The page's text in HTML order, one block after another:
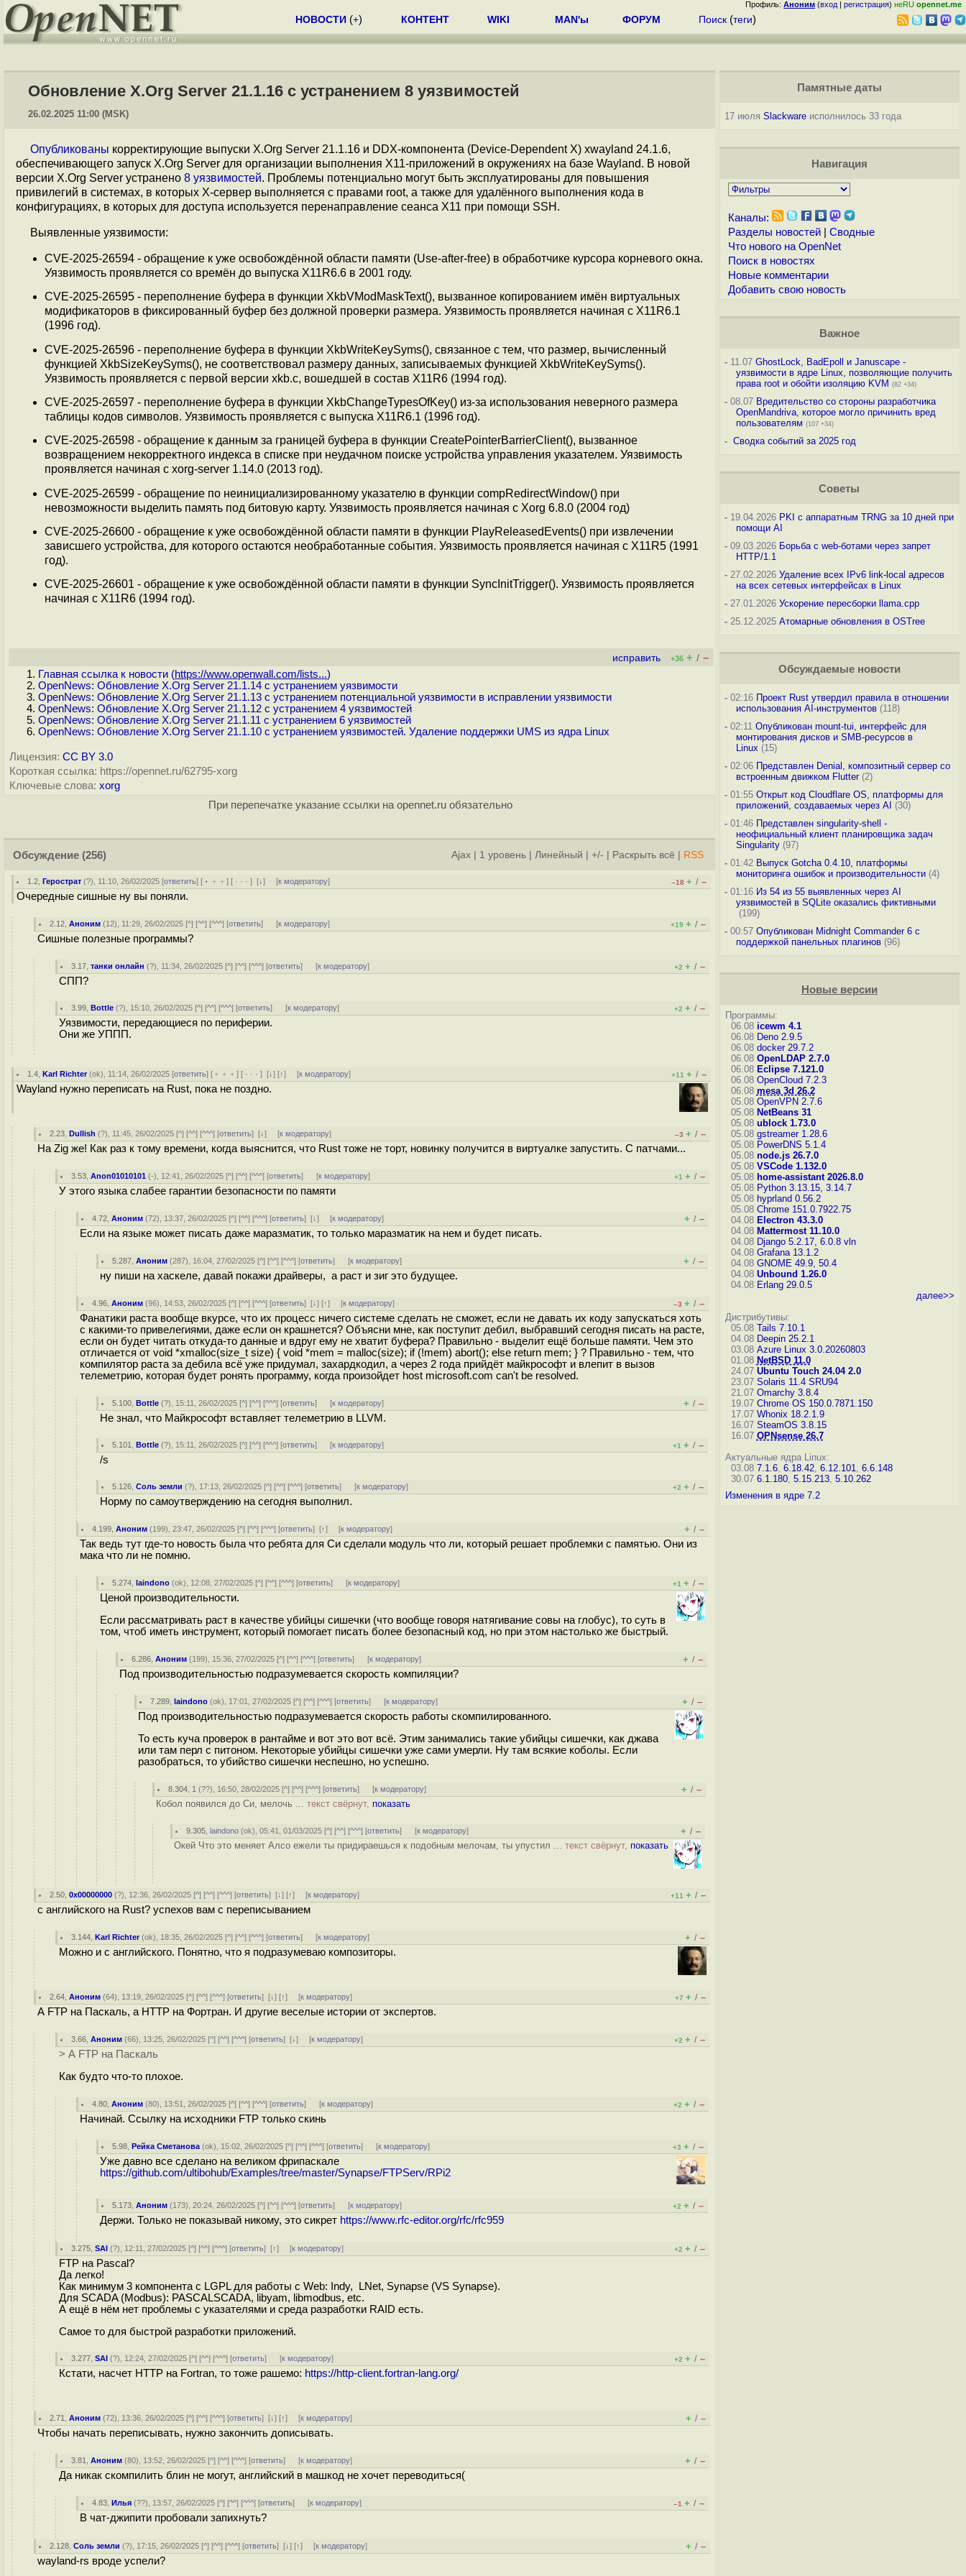
Профиль: Аноним (вход | регистрация) неRU opennet.me
НОВОСТИ (+) КОНТЕНТ WIKI MAN'ы ФОРУМ Поиск (теги)
Обновление X.Org Server 21.1.16 с устранением 8 уязвимостей
26.02.2025 11:00 (MSK)
Опубликованы корректирующие выпуски X.Org Server 21.1.16 и DDX-компонента (Device-Dependent X) xwayland 24.1.6,
обеспечивающего запуск X.Org Server для организации выполнения X11-приложений в окружениях на базе Wayland. В новой
версии X.Org Server устранено 8 уязвимостей. Проблемы потенциально могут быть эксплуатированы для повышения
привилегий в системах, в которых X-сервер выполняется с правами root, а также для удалённого выполнения кода в
конфигурациях, в которых для доступа используется перенаправление сеанса X11 при помощи SSH.
Выявленные уязвимости:
CVE-2025-26594 - обращение к уже освобождённой области памяти (Use-after-free) в обработчике курсора корневого окна.
Уязвимость проявляется со времён до выпуска X11R6.6 в 2001 году.
CVE-2025-26595 - переполнение буфера в функции XkbVModMaskText(), вызванное копированием имён виртуальных
модификаторов в фиксированный буфер без должной проверки размера. Уязвимость проявляется начиная с X11R6.1
(1996 год).
CVE-2025-26596 - переполнение буфера в функции XkbWriteKeySyms(), связанное с тем, что размер, вычисленный
функцией XkbSizeKeySyms(), не соответствовал размеру данных, записываемых функцией XkbWriteKeySyms().
Уязвимость проявляется с первой версии xkb.c, вошедшей в состав X11R6 (1994 год).
CVE-2025-26597 - переполнение буфера в функции XkbChangeTypesOfKey() из-за использования неверного размера
таблицы кодов символов. Уязвимость проявляется с выпуска X11R6.1 (1996 год).
CVE-2025-26598 - обращение к данным за границей буфера в функции CreatePointerBarrierClient(), вызванное
возвращением некорректного индекса в списке при неудачном поиске устройства управления указателем. Уязвимость
проявляется начиная с xorg-server 1.14.0 (2013 год).
CVE-2025-26599 - обращение по неинициализированному указателю в функции compRedirectWindow() при
невозможности выделить память под битовую карту. Уязвимость проявляется начиная с Xorg 6.8.0 (2004 год)
CVE-2025-26600 - обращение к уже освобождённой области памяти в функции PlayReleasedEvents() при извлечении
зависшего устройства, для которого остаются необработанные события. Уязвимость проявляется начиная с X11R5 (1991
год).
CVE-2025-26601 - обращение к уже освобождённой области памяти в функции SyncInitTrigger(). Уязвимость проявляется
начиная с X11R6 (1994 год).
исправить +36 + / –
Главная ссылка к новости (https://www.openwall.com/lists...)
OpenNews: Обновление X.Org Server 21.1.14 с устранением уязвимости
OpenNews: Обновление X.Org Server 21.1.13 с устранением потенциальной уязвимости в исправлении уязвимости
OpenNews: Обновление X.Org Server 21.1.12 с устранением 4 уязвимостей
OpenNews: Обновление X.Org Server 21.1.11 с устранением 6 уязвимостей
OpenNews: Обновление X.Org Server 21.1.10 с устранением уязвимостей. Удаление поддержки UMS из ядра Linux
Лицензия: CC BY 3.0
Короткая ссылка: https://opennet.ru/62795-xorg
Ключевые слова: xorg
При перепечатке указание ссылки на opennet.ru обязательно
Обсуждение (256) Ajax 1 уровень Линейный +/- Раскрыть всё RSS
1.2 ,Герострат (?), 11:10, 26/02/2025 [ответить] [ ﹢﹢﹢] [ · · ·][↓] [к модератору] –18 + / –
Очередные сишные ну вы поняли.
2.12 ,Аноним (12), 11:29, 26/02/2025 [^] [^^] [^^^] [ответить] [к модератору] +19 + / –
Сишные полезные программы?
3.17 ,танки онлайн (?), 11:34, 26/02/2025 [^] [^^] [^^^] [ответить] [к модератору] +2 + / –
СПП?
3.99 ,Bottle (?), 15:10, 26/02/2025 [^] [^^] [^^^] [ответить] [к модератору] +2 + / –
Уязвимости, передающиеся по периферии.
Они же УППП.
1.4 ,Karl Richter(ok), 11:14, 26/02/2025 [ответить] [ ﹢﹢﹢] [ · · ·][↓] [↑] [к модератору] +11 + / –
Wayland нужно переписать на Rust, пока не поздно.
2.23 ,Dullish (?), 11:45, 26/02/2025 [^] [^^] [^^^] [ответить][↓] [к модератору] –3 + / –
На Zig же! Как раз к тому времени, когда выяснится, что Rust тоже не торт, новинку получится в виртуалке запустить. С патчами...
3.53 ,Anon01010101 (-), 12:41, 26/02/2025 [^] [^^] [^^^] [ответить] [к модератору] +1 + / –
У этого языка слабее гарантии безопасности по памяти
4.72 ,Аноним (72), 13:37, 26/02/2025 [^] [^^] [^^^] [ответить][↓] [к модератору] + / –
Если на языке может писать даже маразматик, то только маразматик на нем и будет писать.
5.287 ,Аноним (287), 16:04, 27/02/2025 [^] [^^] [^^^] [ответить] [к модератору] + / –
ну пиши на хаскеле, давай покажи драйверы, а раст и зиг это будущее.
4.96 ,Аноним (96), 14:53, 26/02/2025 [^] [^^] [^^^] [ответить][↓] [↑] [к модератору] –3 + / –
Фанатики раста вообще вкурсе, что их процесс ничего системе сделать не сможет, если не давать их коду запускаться хоть
с какими-то привелегиями, даже если он крашнется? Объясни мне, как поступит дебил, выбравший сегодня писать на расте,
если он будет читать откуда-то данные и вдруг ему не хватит буфера? Правильно - выделит ещё больше памяти. Чем это
отличается от void *xmalloc(size_t size) { void *mem = malloc(size); if (!mem) abort(); else return mem; } ? Правильно - тем, что
компилятор раста за дебила всё уже придумал, захардкодил, а через 2 года прийдёт майкрософт и влепит в вызов
телеметрию, которая будет ронять программу, когда произойдет host microsoft.com can't be resolved.
5.100 ,Bottle (?), 15:11, 26/02/2025 [^] [^^] [^^^] [ответить] [к модератору] + / –
Не знал, что Майкрософт вставляет телеметрию в LLVM.
5.101 ,Bottle (?), 15:11, 26/02/2025 [^] [^^] [^^^] [ответить] [к модератору] +1 + / –
/s
5.126 ,Соль земли (?), 17:13, 26/02/2025 [^] [^^] [^^^] [ответить] [к модератору] +2 + / –
Норму по самоутверждению на сегодня выполнил.
4.199 ,Аноним (199), 23:47, 26/02/2025 [^] [^^] [^^^] [ответить][↑] [к модератору] + / –
Так ведь тут где-то новость была что ребята для Си сделали модуль что ли, который решает проблемки с памятью. Они из
мака что ли не помню.
5.274 ,laindono (ok), 12:08, 27/02/2025 [^] [^^] [^^^] [ответить] [к модератору] +1 + / –
Ценой производительности.
Если рассматривать раст в качестве убийцы сишечки (что вообще говоря натягивание совы на глобус), то суть в
том, чтоб иметь инструмент, который помогает писать более безопасный код, но при этом настолько же быстрый.
6.286 ,Аноним (199), 15:36, 27/02/2025 [^] [^^] [^^^] [ответить] [к модератору] + / –
Под производительностью подразумевается скорость компиляции?
7.289 ,laindono (ok), 17:01, 27/02/2025 [^] [^^] [^^^] [ответить] [к модератору] + / –
Под производительностью подразумевается скорость работы скомпилированного.
То есть куча проверок в рантайме и вот это вот всё. Этим занимались такие убийцы сишечки, как джава
или там перл с питоном. Некоторые убийцы сишечки уже сами умерли. Ну там всякие коболы. Если
разобраться, то убийство сишечки неспешно, но успешно.
8.304 1 (??), 16:50, 28/02/2025 [^] [^^] [^^^] [ответить] [к модератору] + / –
Кобол появился до Си, мелочь ... текст свёрнут, показать
9.305 ,laindono (ok), 05:41, 01/03/2025 [^] [^^] [^^^] [ответить] [к модератору] + / –
Окей Что это меняет Алсо ежели ты придираешься к подобным мелочам, ты упустил ... текст свёрнут, показать
2.50 ,0x00000000 (?), 12:36, 26/02/2025 [^] [^^] [^^^] [ответить][↓] [↑] [к модератору] +11 + / –
с английского на Rust? успехов вам с переписыванием
3.144 ,Karl Richter(ok), 18:35, 26/02/2025 [^] [^^] [^^^] [ответить] [к модератору] + / –
Можно и с английского. Понятно, что я подразумеваю композиторы.
2.64 ,Аноним (64), 13:19, 26/02/2025 [^] [^^] [^^^] [ответить][↓] [↑] [к модератору] +7 + / –
А FTP на Паскаль, а HTTP на Фортран. И другие веселые истории от экспертов.
3.66 ,Аноним (66), 13:25, 26/02/2025 [^] [^^] [^^^] [ответить][↓] [к модератору] +2 + / –
> А FTP на Паскаль
Как будто что-то плохое.
4.80 ,Аноним (80), 13:51, 26/02/2025 [^] [^^] [^^^] [ответить] [к модератору] +2 + / –
Начинай. Ссылку на исходники FTP только скинь
5.98 ,Рейка Сметанова (ok), 15:02, 26/02/2025 [^] [^^] [^^^] [ответить] [к модератору] +3 + / –
Уже давно все сделано на великом фрипаскале
https://github.com/ultibohub/Examples/tree/master/Synapse/FTPServ/RPi2
5.173 ,Аноним (173), 20:24, 26/02/2025 [^] [^^] [^^^] [ответить] [к модератору] +2 + / –
Держи. Только не показывай никому, это сикрет https://www.rfc-editor.org/rfc/rfc959
3.275 ,SAI (?), 12:11, 27/02/2025 [^] [^^] [^^^] [ответить][↑] [к модератору] +2 + / –
FTP на Pascal?
Да легко!
Как минимум 3 компонента с LGPL для работы с Web: Indy, LNet, Synapse (VS Synapse).
Для SCADA (Modbus): PASCALSCADA, libyam, libmodbus, etc.
А ещё в нём нет проблемы с указателями и среда разработки RAID есть.
Самое то для быстрой разработки приложений.
3.277 ,SAI (?), 12:24, 27/02/2025 [^] [^^] [^^^] [ответить] [к модератору] +2 + / –
Кстати, насчет HTTP на Fortran, то тоже рашемо: https://http-client.fortran-lang.org/
2.71 ,Аноним (72), 13:36, 26/02/2025 [^] [^^] [^^^] [ответить][↓] [↑] [к модератору] + / –
Чтобы начать переписывать, нужно закончить дописывать.
3.81 ,Аноним (80), 13:52, 26/02/2025 [^] [^^] [^^^] [ответить] [к модератору] + / –
Да никак скомпилить блин не могут, английский в машкод не хочет переводиться(
4.83 ,Илья (??), 13:57, 26/02/2025 [^] [^^] [^^^] [ответить] [к модератору] –1 + / –
В чат-джипити пробовали запихнуть?
2.128 ,Соль земли (?), 17:15, 26/02/2025 [^] [^^] [^^^] [ответить][↓] [↑] [к модератору] + / –
wayland-rs вроде успели?
Памятные даты
17 июля Slackwareисполнилось 33 года
Навигация
Каналы:
Разделы новостей| Сводные
Что нового на OpenNet
Поиск в новостях
Новые комментарии
Добавить свою новость
Важное
-11.07 GhostLock, BadEpoll и Januscape -
уязвимости в ядре Linux, позволяющие получить
права root и обойти изоляцию KVM (82 +34)
-08.07 Вредительство со стороны разработчика
OpenMandriva, которое могло причинить вред
пользователям (107 +34)
- Сводка событий за 2025 год
Советы
-19.04.2026 PKI с аппаратным TRNG за 10 дней при
помощи AI
-09.03.2026 Борьба с web-ботами через запрет
HTTP/1.1
-27.02.2026 Удаление всех IPv6 link-local адресов
на всех сетевых интерфейсах в Linux
-27.01.2026 Ускорение пересборки llama.cpp
-25.12.2025 Атомарные обновления в OSTree
Обсуждаемые новости
-02:16 Проект Rust утвердил правила в отношении
использования AI-инструментов(118)
-02:11 Опубликован mount-tui, интерфейс для
монтирования дисков и SMB-ресурсов в
Linux (15)
-02:06 Представлен Denial, композитный сервер со
встроенным движком Flutter(2)
-01:55 Открыт код Cloudflare OS, платформы для
приложений, создаваемых через AI (30)
-01:46 Представлен singularity-shell -
неофициальный клиент планировщика задач
Singularity(97)
-01:42 Выпуск Gotcha 0.4.10, платформы
мониторинга ошибок и производительности(4)
-01:16 Из 54 из 55 выявленных через AI
уязвимостей в SQLite оказались фиктивными
(199)
-00:57 Опубликован Midnight Commander 6 c
поддержкой панельных плагинов(96)
Новые версии
Программы:
06.08 icewm 4.1
06.08 Deno 2.9.5
06.08 docker 29.7.2
06.08 OpenLDAP 2.7.0
06.08 Eclipse 7.121.0
06.08 OpenCloud 7.2.3
06.08 mesa 3d 26.2
05.08 OpenVPN 2.7.6
05.08 NetBeans 31
05.08 ublock 1.73.0
05.08 gstreamer 1.28.6
05.08 PowerDNS 5.1.4
05.08 node.js 26.7.0
05.08 VSCode 1.132.0
05.08 home-assistant 2026.8.0
05.08 Python 3.13.15, 3.14.7
05.08 hyprland 0.56.2
05.08 Chrome 151.0.7922.75
04.08 Electron 43.3.0
04.08 Mattermost 11.10.0
04.08 Django 5.2.17, 6.0.8 vln
04.08 Grafana 13.1.2
04.08 GNOME 49.9, 50.4
04.08 Unbound 1.26.0
04.08 Erlang 29.0.5
далее>>
Дистрибутивы:
05.08 Tails 7.10.1
04.08 Deepin 25.2.1
03.08 Azure Linux 3.0.20260803
01.08 NetBSD 11.0
24.07 Ubuntu Touch 24.04 2.0
23.07 Solaris 11.4 SRU94
21.07 Omarchy 3.8.4
19.07 Chrome OS 150.0.7871.150
17.07 Whonix 18.2.1.9
16.07 SteamOS 3.8.15
16.07 OPNsense 26.7
Актуальные ядра Linux:
03.08 7.1.6, 6.18.42, 6.12.101, 6.6.148
30.07 6.1.180, 5.15.213, 5.10.262
Изменения в ядре 7.2